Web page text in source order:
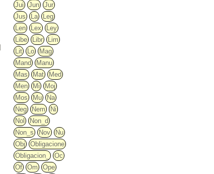
Jui
Jun
Jur
Jus
La
Leg
Len
Lex
Ley
Libe
Libr
Lim
Lit
Lo
Mag
Mand
Manu
Mas
Mat
Med
Men
Mi
Moj
Mos
Mu
Na
Neg
Nem
Ni
Nol
Non_d
Non_s
Nov
Nu
Obj
Obligacione
Obligacion_
Oc
Of
Om
Ope